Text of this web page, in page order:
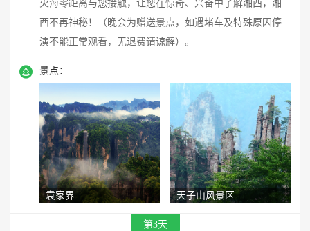
火海零距离与您接触，让您在惊奇、兴奋中了解湘西，湘
西不再神秘！（晚会为赠送景点，如遇堵车及特殊原因停
演不能正常观看，无退费请谅解）。
 景点：
袁家界 天子山风景区
第3天